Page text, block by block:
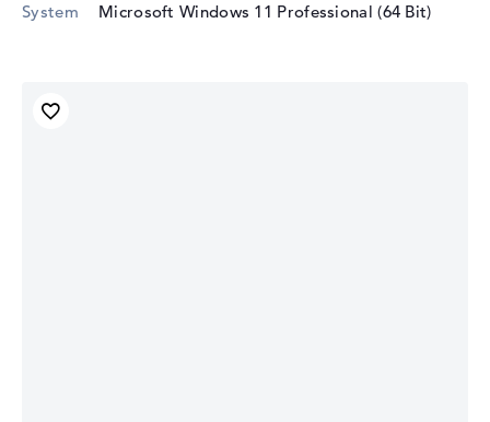
System
Microsoft Windows 11 Professional (64 Bit)